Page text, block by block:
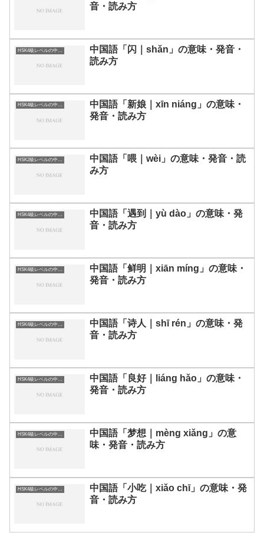
音・読み方
中国語「闪｜shǎn」の意味・発音・
読み方
HSK4級レベルの中国語
中国語「新娘｜xīn niáng」の意味・
発音・読み方
HSK2級レベルの中国語
中国語「喂｜wèi」の意味・発音・読
み方
HSK4級レベルの中国語
中国語「遇到｜yù dào」の意味・発
音・読み方
HSK4級レベルの中国語
中国語「鲜明｜xiān míng」の意味・
発音・読み方
HSK4級レベルの中国語
中国語「诗人｜shī rén」の意味・発
音・読み方
HSK4級レベルの中国語
中国語「良好｜liáng hǎo」の意味・
発音・読み方
中国語「梦想｜mèng xiǎng」の意
味・発音・読み方
中国語「小吃｜xiǎo chī」の意味・発
音・読み方